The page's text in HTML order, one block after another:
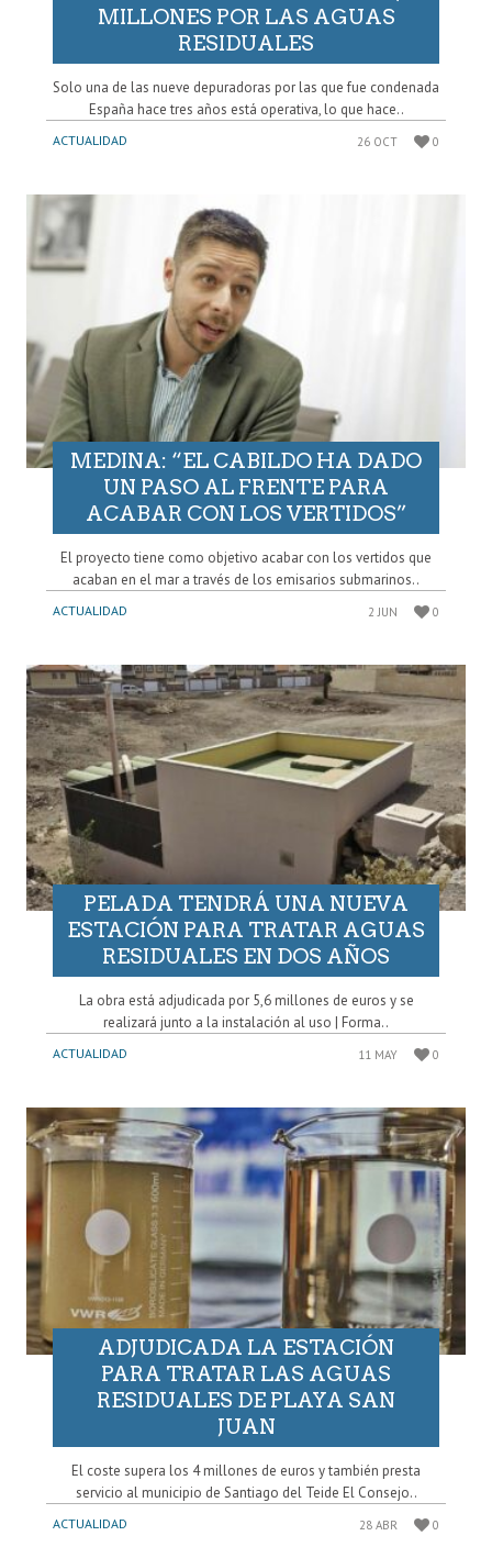
MILLONES POR LAS AGUAS
RESIDUALES
Solo una de las nueve depuradoras por las que fue condenada
España hace tres años está operativa, lo que hace..
ACTUALIDAD 26 OCT 0
MEDINA: “EL CABILDO HA DADO
UN PASO AL FRENTE PARA
ACABAR CON LOS VERTIDOS”
El proyecto tiene como objetivo acabar con los vertidos que
acaban en el mar a través de los emisarios submarinos..
ACTUALIDAD 2 JUN 0
PELADA TENDRÁ UNA NUEVA
ESTACIÓN PARA TRATAR AGUAS
RESIDUALES EN DOS AÑOS
La obra está adjudicada por 5,6 millones de euros y se
realizará junto a la instalación al uso | Forma..
ACTUALIDAD 11 MAY 0
ADJUDICADA LA ESTACIÓN
PARA TRATAR LAS AGUAS
RESIDUALES DE PLAYA SAN
JUAN
El coste supera los 4 millones de euros y también presta
servicio al municipio de Santiago del Teide El Consejo..
ACTUALIDAD 28 ABR 0